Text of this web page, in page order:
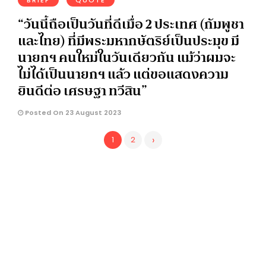
“วันนี้ถือเป็นวันที่ดีเมื่อ 2 ประเทศ (กัมพูชา
และไทย) ที่มีพระมหากษัตริย์เป็นประมุข มี
นายกฯ คนใหม่ในวันเดียวกัน แม้ว่าผมจะ
ไม่ได้เป็นนายกฯ แล้ว แต่ขอแสดงความ
ยินดีต่อ เศรษฐา ทวีสิน”
Posted On 23 August 2023
1 2 ›